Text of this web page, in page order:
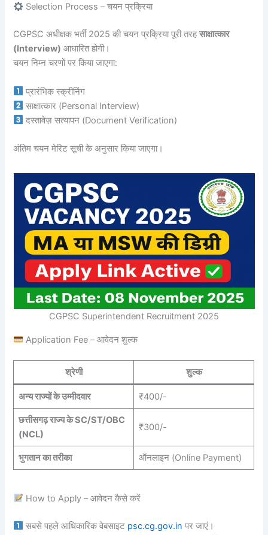
Selection Process – चयन प्रक्रिया
CGPSC अधीक्षक भर्ती 2025 की चयन प्रक्रिया पूरी तरहसाक्षात्कार
(Interview) आधारित होगी।
चयन निम्न चरणों पर किया जाएगा:
प्रारंभिक स्क्रीनिंग
साक्षात्कार (Personal Interview)
दस्तावेज़ सत्यापन (Document Verification)
अंतिम चयन मेरिट सूची के अनुसार किया जाएगा।
CGPSC Superintendent Recruitment 2025
Application Fee – आवेदन शुल्क
श्रेणी शुल्क
अन्य राज्यों के उम्मीदवार ₹400/-
छत्तीसगढ़ राज्य के SC/ST/OBC
(NCL)
₹300/-
भुगतान का तरीका ऑनलाइन (Online Payment)
How to Apply – आवेदन कैसे करें
सबसे पहले आधिकारिक वेबसाइट psc.cg.gov.in पर जाएं।